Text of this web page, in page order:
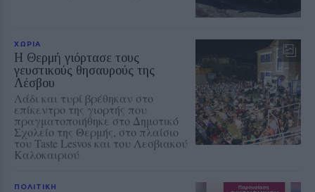
ΧΩΡΙΑ
Η Θερμή γιόρτασε τους
γευστικούς θησαυρούς της
Λέσβου
Λάδι και τυρί βρέθηκαν στο
επίκεντρο της γιορτής που
πραγματοποιήθηκε στο Δημοτικό
Σχολείο της Θερμής, στο πλαίσιο
του Taste Lesvos και του Λεσβιακού
Καλοκαιριού
ΠΟΛΙΤΙΚΗ